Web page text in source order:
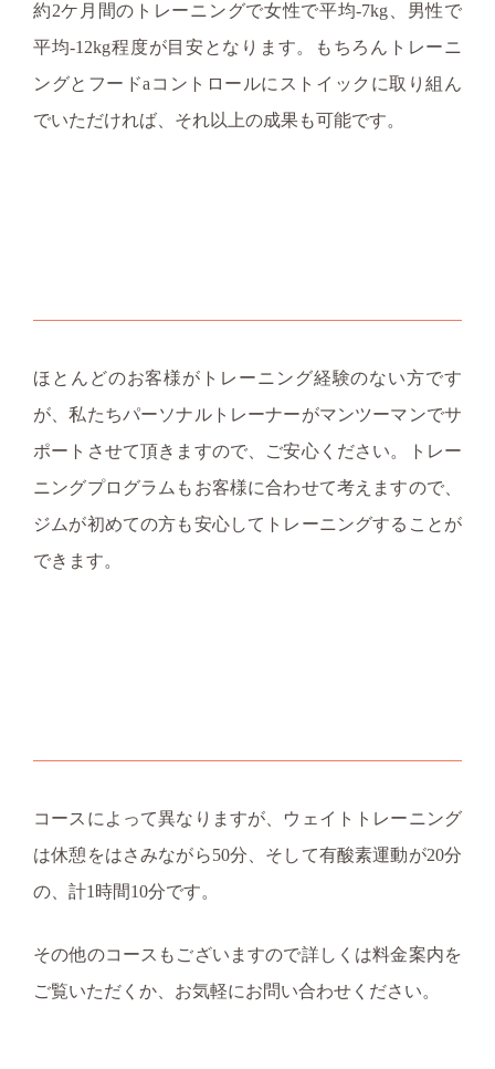
約2ケ月間のトレーニングで女性で平均-7kg、男性で
平均-12kg程度が目安となります。もちろんトレーニ
ングとフードaコントロールにストイックに取り組ん
でいただければ、それ以上の成果も可能です。
ほとんどのお客様がトレーニング経験のない方です
が、私たちパーソナルトレーナーがマンツーマンでサ
ポートさせて頂きますので、ご安心ください。トレー
ニングプログラムもお客様に合わせて考えますので、
ジムが初めての方も安心してトレーニングすることが
できます。
コースによって異なりますが、ウェイトトレーニング
は休憩をはさみながら50分、そして有酸素運動が20分
の、計1時間10分です。
その他のコースもございますので詳しくは料金案内を
ご覧いただくか、お気軽にお問い合わせください。